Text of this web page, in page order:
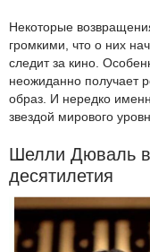
Некоторые
громкими, что о них
следит за кино.
неожиданно получает
образ. И нередко
звездой мирового
Шелли Дюваль
десятилетия